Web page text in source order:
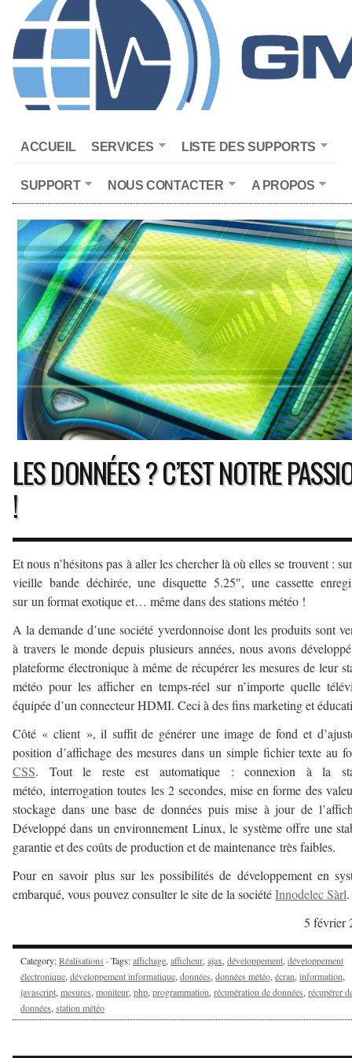
ACCUEIL SERVICES LISTE DES SUPPORTS
SUPPORT NOUS CONTACTER A PROPOS
LES DONNÉES ? C’EST NOTRE
!
Et nous n’hésitons pas à aller les chercher là où elles se trouvent :
vieille bande déchirée, une disquette 5.25″, une cassette
sur un format exotique et… même dans des stations météo !
A la demande d’une société yverdonnoise dont les produits sont
à travers le monde depuis plusieurs années, nous avons
plateforme électronique à même de récupérer les mesures de leur
météo pour les afficher en temps-réel sur n’importe quelle
équipée d’un connecteur HDMI. Ceci à des fins marketing et
Côté « client », il suffit de générer une image de fond et
position d’affichage des mesures dans un simple fichier texte au
CSS. Tout le reste est automatique : connexion à la
météo, interrogation toutes les 2 secondes, mise en forme des
stockage dans une base de données puis mise à jour de
Développé dans un environnement Linux, le système offre une
garantie et des coûts de production et de maintenance très faibles.
Pour en savoir plus sur les possibilités de développement en
embarqué, vous pouvez consulter le site de la sociétéInnodelec Sàrl.
5 février
Category:Réalisations · Tags:affichage, afficheur, ajax, développement, développement
électronique, développement informatique, données, données météo, écran, information,
javascript, mesures, moniteur, php, programmation, récupération de données, récupérer
données, station météo